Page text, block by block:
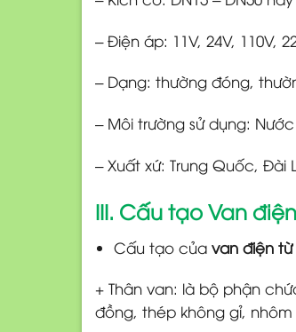
– Điện áp: 11V, 24V, 110V,
– Dạng: thường đóng,
– Môi trường sử dụng:
– Xuất xứ: Trung Quốc, Đài
III. Cấu tạo Van
Cấu tạo của van điện
+ Thân van: là bộ phận
đồng, thép không gỉ,